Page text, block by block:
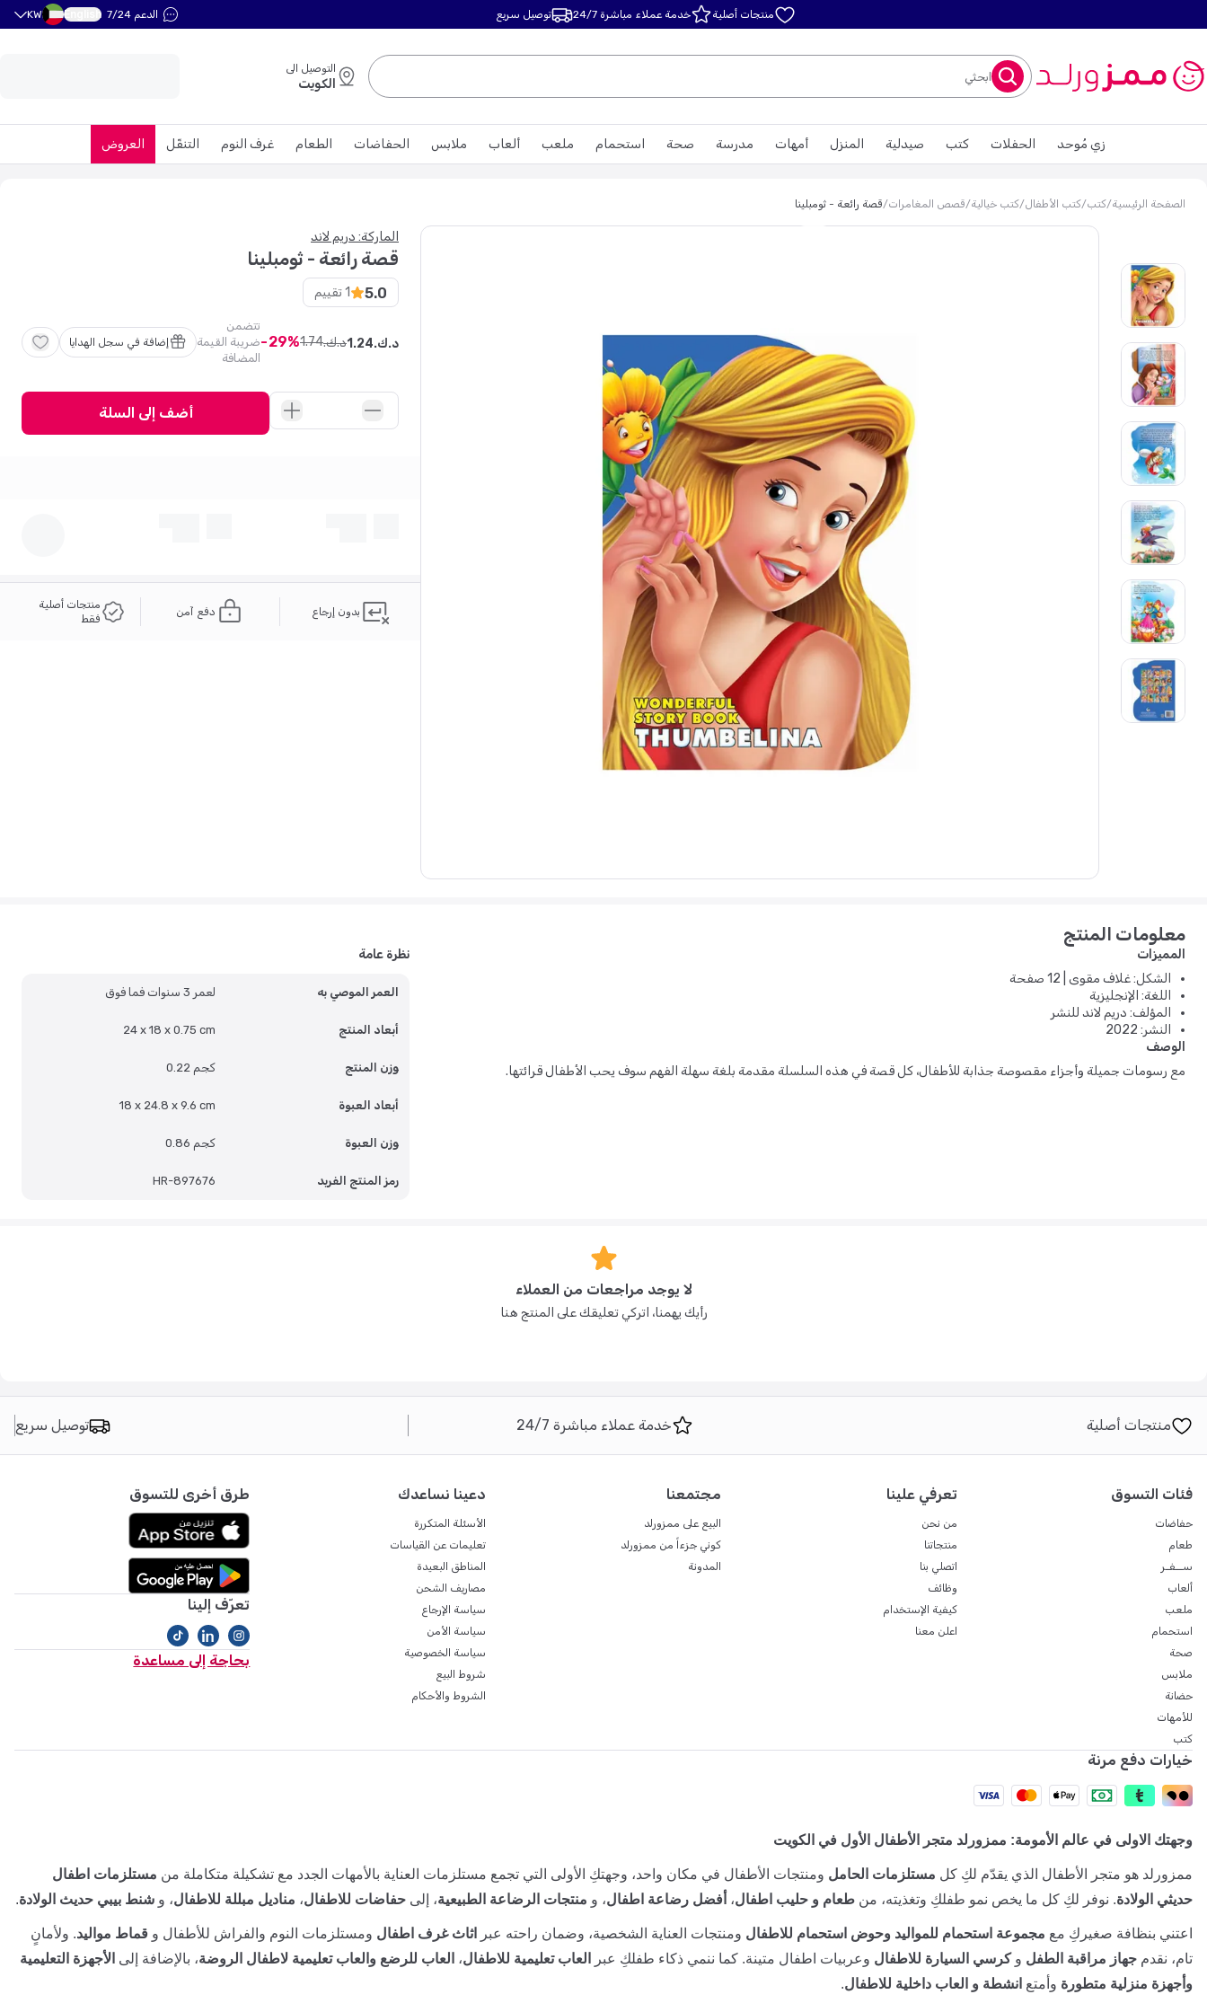
منتجات أصلية خدمة عملاء مباشرة 24/7 توصيل سريع الدعم 7/24 English
KW
ابحثي
التوصيل الى
الكويت
العروض التنقّل غرف النوم الطعام الحفاضات ملابس ألعاب ملعب استحمام صحة مدرسة أمهات المنزل صيدلية كتب الحفلات زي مُوحد
الصفحة الرئيسية/كتب/كتب الأطفال/كتب خيالية/قصص المغامرات/قصة رائعة - ثومبلينا
الماركة: دريم لاند
قصة رائعة - ثومبلينا
5.0
1تقييم
د.ك. 1 .24
29 د.ك. 1.74
تتضمن
ضريبة القيمة
المضافة
إضافة في سجل الهدايا
أضف إلى السلة
بدون إرجاع دفع آمن
منتجات أصلية
فقط
معلومات المنتج
المميزات
الشكل: غلاف مقوى | 12 صفحة
اللغة: الإنجليزية
المؤلف: دريم لاند للنشر
النشر: 2022
الوصف
مع رسومات جميلة وأجزاء مقصوصة جذابة للأطفال، كل قصة في هذه السلسلة مقدمة بلغة سهلة الفهم سوف يحب الأطفال قرائتها.
نظرة عامة
العمر الموصي به لعمر 3 سنوات فما فوق
أبعاد المنتج 24 x 18 x 0.75 cm
وزن المنتج 0.22 كجم
أبعاد العبوة 18 x 24.8 x 9.6 cm
وزن العبوة 0.86 كجم
رمز المنتج الفريد HR-897676
لا يوجد مراجعات من العملاء
رأيك يهمنا، اتركي تعليقك على المنتج هنا
منتجات أصلية خدمة عملاء مباشرة 24/7 توصيل سريع
فئات التسوق
حفاضات
طعام
ســفـر
ألعاب
ملعب
استحمام
صحة
ملابس
حضانة
للأمهات
كتب
تعرفي علينا
من نحن
منتجاتنا
اتصلي بنا
وظائف
كيفية الإستخدام
اعلن معنا
مجتمعنا
البيع على ممزورلد
كوني جزءاً من ممزورلد
المدونة
دعينا نساعدك
الأسئلة المتكررة
تعليمات عن القياسات
المناطق البعيدة
مصاريف الشحن
سياسة الإرجاع
سياسة الأمن
سياسة الخصوصية
شروط البيع
الشروط والأحكام
طرق أخرى للتسوق
تعرّف إلينا
بحاجة إلى مساعدة
خيارات دفع مرنة
وجهتك الاولى في عالم الأمومة: ممزورلد متجر الأطفال الأول في الكويت
ممزورلد هو متجر الأطفال الذي يقدّم لكِ كل مستلزمات الحامل ومنتجات الأطفال في مكان واحد، وجهتكِ الأولى التي تجمع مستلزمات العناية بالأمهات الجدد مع تشكيلة متكاملة من مستلزمات اطفال
حديثي الولادة. نوفر لكِ كل ما يخص نمو طفلكِ وتغذيته، من طعام و حليب اطفال، أفضل رضاعة اطفال، و منتجات الرضاعة الطبيعية، إلى حفاضات للاطفال، مناديل مبللة للاطفال، و شنط بيبي حديث الولادة.
اعتني بنظافة صغيركِ مع مجموعة استحمام للمواليد وحوض استحمام للاطفال ومنتجات العناية الشخصية، وضمان راحته عبر اثاث غرف اطفال ومستلزمات النوم والفراش للأطفال و قماط مواليد. ولأمانٍ
تام، نقدم جهاز مراقبة الطفل وكرسي السيارة للاطفال وعربيات اطفال متينة. كما ننمي ذكاء طفلكِ عبر العاب تعليمية للاطفال، العاب للرضع والعاب تعليمية لاطفال الروضة، بالإضافة إلى الأجهزة التعليمية
وأجهزة منزلية متطورة وأمتع انشطة و العاب داخلية للاطفال.